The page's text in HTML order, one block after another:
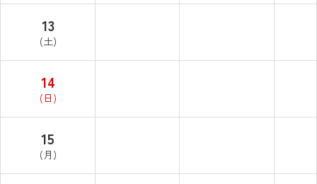
13
(土)
14
(日)
15
(月)